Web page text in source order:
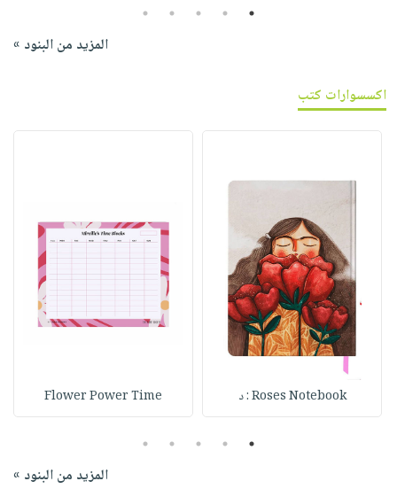
1
2
3
4
5
المزيد من البنود »
اكسسوارات كتب
Roses Notebook : د Flower Power Time
1
2
3
4
5
المزيد من البنود »